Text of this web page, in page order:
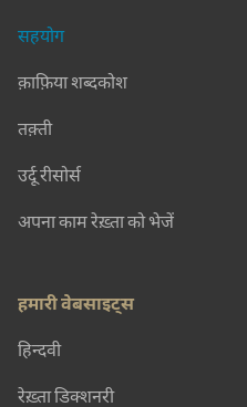
सहयोग
क़ाफ़िया शब्दकोश
तक़्ती
उर्दू रीसोर्स
अपना काम रेख़्ता को भेजें
हमारी वेबसाइट्स
हिन्दवी
रेख़्ता डिक्शनरी